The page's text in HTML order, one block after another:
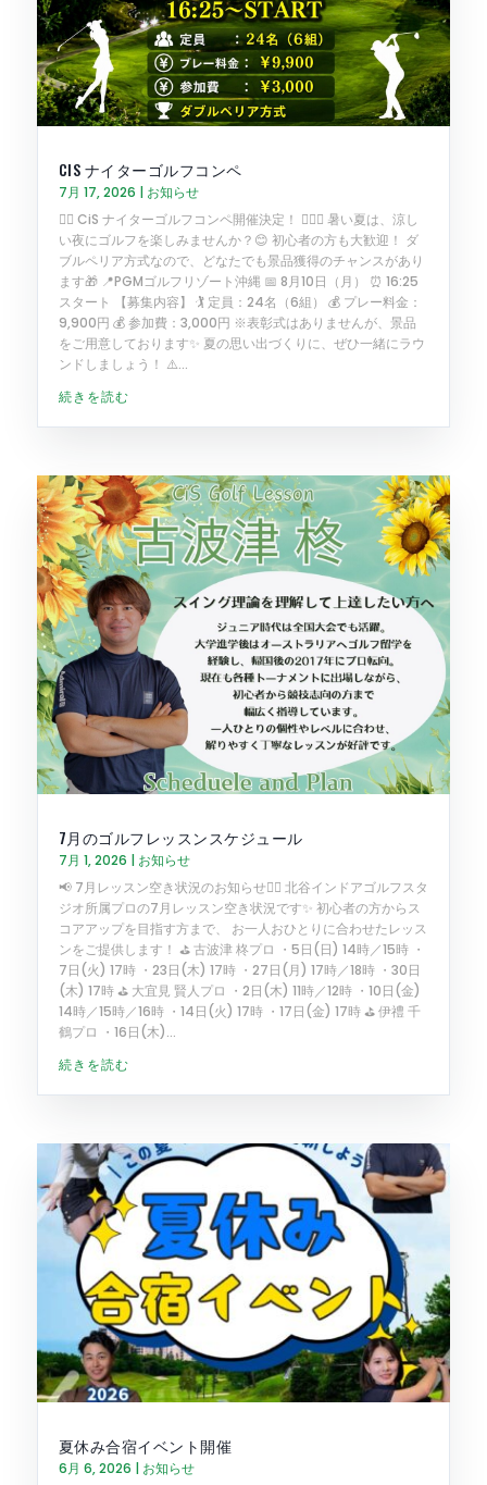
CIS ナイターゴルフコンペ
7月 17, 2026 | お知らせ
🏌️‍♂️ CiS ナイターゴルフコンペ開催決定！ 🏌️‍♀️✨ 暑い夏は、涼し
い夜にゴルフを楽しみませんか？😊 初心者の方も大歓迎！ ダ
ブルペリア方式なので、どなたでも景品獲得のチャンスがあり
ます🎁 📍PGMゴルフリゾート沖縄 📅 8月10日（月） ⏰ 16:25
スタート 【募集内容】 🏌️ 定員：24名（6組） 💰 プレー料金：
9,900円 💰 参加費：3,000円 ※表彰式はありませんが、景品
をご用意しております✨ 夏の思い出づくりに、ぜひ一緒にラウ
ンドしましょう！ ⚠️...
続きを読む
7月のゴルフレッスンスケジュール
7月 1, 2026 | お知らせ
📢 7月レッスン空き状況のお知らせ🏌️‍♂️ 北谷インドアゴルフスタ
ジオ所属プロの7月レッスン空き状況です✨ 初心者の方からス
コアアップを目指す方まで、 お一人おひとりに合わせたレッス
ンをご提供します！ ⛳️ 古波津 柊プロ ・5日(日) 14時／15時 ・
7日(火) 17時 ・23日(木) 17時 ・27日(月) 17時／18時 ・30日
(木) 17時 ⛳️ 大宜見 賢人プロ ・2日(木) 11時／12時 ・10日(金)
14時／15時／16時 ・14日(火) 17時 ・17日(金) 17時 ⛳️ 伊禮 千
鶴プロ ・16日(木)...
続きを読む
夏休み合宿イベント開催
6月 6, 2026 | お知らせ